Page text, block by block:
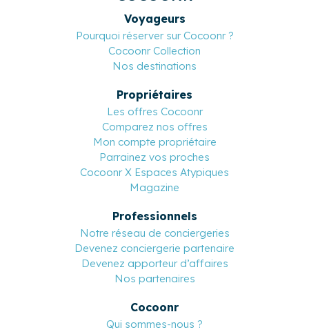
Voyageurs
Pourquoi réserver sur Cocoonr ?
Cocoonr Collection
Nos destinations
Propriétaires
Les offres Cocoonr
Comparez nos offres
Mon compte propriétaire
Parrainez vos proches
Cocoonr X Espaces Atypiques
Magazine
Professionnels
Notre réseau de conciergeries
Devenez conciergerie partenaire
Devenez apporteur d’affaires
Nos partenaires
Cocoonr
Qui sommes-nous ?